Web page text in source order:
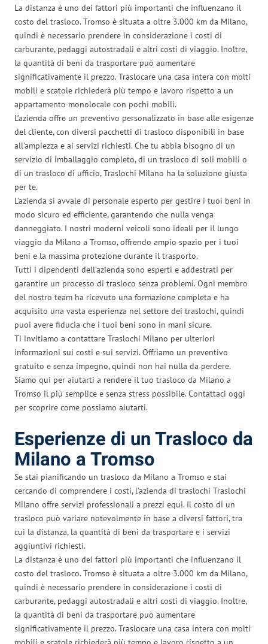
La distanza è uno dei fattori più importanti che influenzano il
costo del trasloco. Tromso è situata a oltre 3.000 km da Milano,
quindi è necessario prendere in considerazione i costi di
carburante, pedaggi autostradali e altri costi di viaggio. Inoltre,
la quantità di beni da trasportare può aumentare
significativamente il prezzo. Traslocare una casa intera con molti
mobili e scatole richiederà più tempo e lavoro rispetto a un
appartamento monolocale con pochi mobili.
L’azienda offre un preventivo personalizzato in base alle esigenze
del cliente, con diversi pacchetti di trasloco disponibili in base
all’ampiezza e ai servizi richiesti. Che tu abbia bisogno di un
servizio di imballaggio completo, di un trasloco di soli mobili o
di un trasloco di ufficio, Traslochi Milano ha la soluzione giusta
per te.
L’azienda si avvale di personale esperto per gestire i tuoi beni in
modo sicuro ed efficiente, garantendo che nulla venga
danneggiato. I nostri moderni veicoli sono ideali per il lungo
viaggio da Milano a Tromso, offrendo ampio spazio per i tuoi
beni e la massima protezione durante il trasporto.
Tutti i dipendenti dell’azienda sono esperti e addestrati per
garantire un processo di trasloco senza problemi. Ogni membro
del nostro team ha ricevuto una formazione completa e ha
acquisito una vasta esperienza nel settore dei traslochi, quindi
puoi avere fiducia che i tuoi beni sono in mani sicure.
Ti invitiamo a contattare Traslochi Milano per ulteriori
informazioni sui costi e sui servizi. Offriamo un preventivo
gratuito e senza impegno, quindi non hai nulla da perdere.
Siamo qui per aiutarti a rendere il tuo trasloco da Milano a
Tromso il più semplice e senza stress possibile. Contattaci oggi
per scoprire come possiamo aiutarti.
Esperienze di un Trasloco da
Milano a Tromso
Se stai pianificando un trasloco da Milano a Tromso e stai
cercando di comprendere i costi, l’azienda di traslochi Traslochi
Milano offre servizi professionali a prezzi equi. Il costo di un
trasloco può variare notevolmente in base a diversi fattori, tra
cui la distanza, la quantità di beni da trasportare e i servizi
aggiuntivi richiesti.
La distanza è uno dei fattori più importanti che influenzano il
costo del trasloco. Tromso è situata a oltre 3.000 km da Milano,
quindi è necessario prendere in considerazione i costi di
carburante, pedaggi autostradali e altri costi di viaggio. Inoltre,
la quantità di beni da trasportare può aumentare
significativamente il prezzo. Traslocare una casa intera con molti